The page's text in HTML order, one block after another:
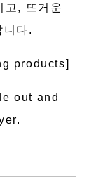
고, 뜨거운
니다.
products]
out and